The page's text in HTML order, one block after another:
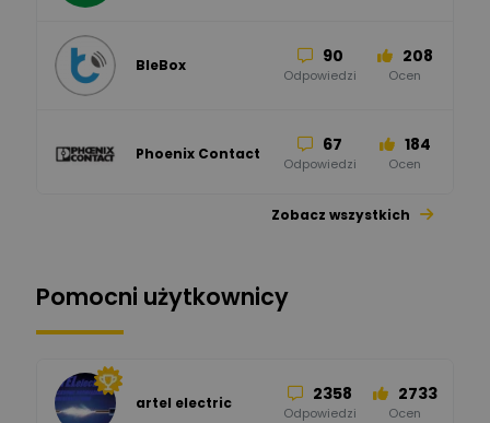
BleBox 90
Odpowiedzi
208
Ocen
Phoenix Contact 67
Odpowiedzi
184
Ocen
ELKO-BIS Systemy
47 67
Zobacz wszystkich
Pomocni użytkownicy
artel electric 2358
Odpowiedzi
2733
Ocen